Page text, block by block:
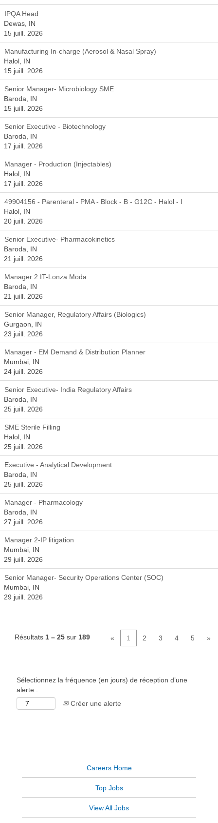
IPQA Head
Dewas, IN
15 juill. 2026
Manufacturing In-charge (Aerosol & Nasal Spray)
Halol, IN
15 juill. 2026
Senior Manager- Microbiology SME
Baroda, IN
15 juill. 2026
Senior Executive - Biotechnology
Baroda, IN
17 juill. 2026
Manager - Production (Injectables)
Halol, IN
17 juill. 2026
49904156 - Parenteral - PMA - Block - B - G12C - Halol - I
Halol, IN
20 juill. 2026
Senior Executive- Pharmacokinetics
Baroda, IN
21 juill. 2026
Manager 2 IT-Lonza Moda
Baroda, IN
21 juill. 2026
Senior Manager, Regulatory Affairs (Biologics)
Gurgaon, IN
23 juill. 2026
Manager - EM Demand & Distribution Planner
Mumbai, IN
24 juill. 2026
Senior Executive- India Regulatory Affairs
Baroda, IN
25 juill. 2026
SME Sterile Filling
Halol, IN
25 juill. 2026
Executive - Analytical Development
Baroda, IN
25 juill. 2026
Manager - Pharmacology
Baroda, IN
27 juill. 2026
Manager 2-IP litigation
Mumbai, IN
29 juill. 2026
Senior Manager- Security Operations Center (SOC)
Mumbai, IN
29 juill. 2026
Résultats 1 – 25 sur 189 « 1 2 3 4 5 »
Sélectionnez la fréquence (en jours) de réception d’une
alerte :
Créer une alerte
Careers Home
Top Jobs
View All Jobs